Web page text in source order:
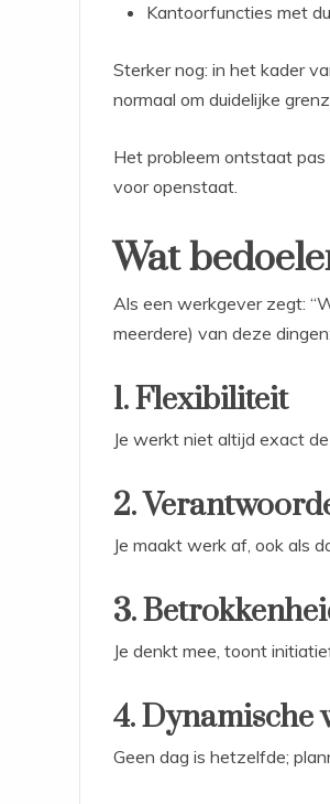
Kantoorfuncties met
Sterker nog: in het kader
normaal om duidelijke
Het probleem ontstaat
voor openstaat.
Wat
Als een werkgever zegt:
meerdere) van deze dingen:
1. Flexibiliteit
Je werkt niet altijd exact
2.
Je maakt werk af, ook als
3.
Je denkt mee, toont
4. Dynamische
Geen dag is hetzelfde;